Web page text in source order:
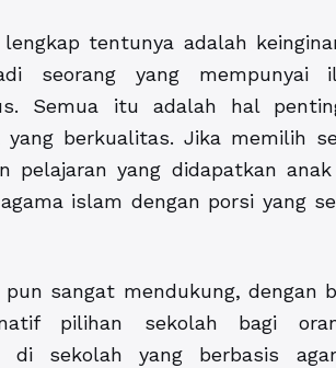
lengkap tentunya adalah
seorang yang
Semua itu adalah hal
yang berkualitas. Jika memilih
pelajaran yang didapatkan
islam dengan porsi yang
sangat mendukung, dengan
pilihan sekolah bagi
di sekolah yang berbasis